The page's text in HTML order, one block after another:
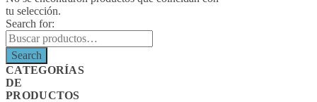
tu selección.
Search for:
Search
CATEGORÍAS
DE
PRODUCTOS